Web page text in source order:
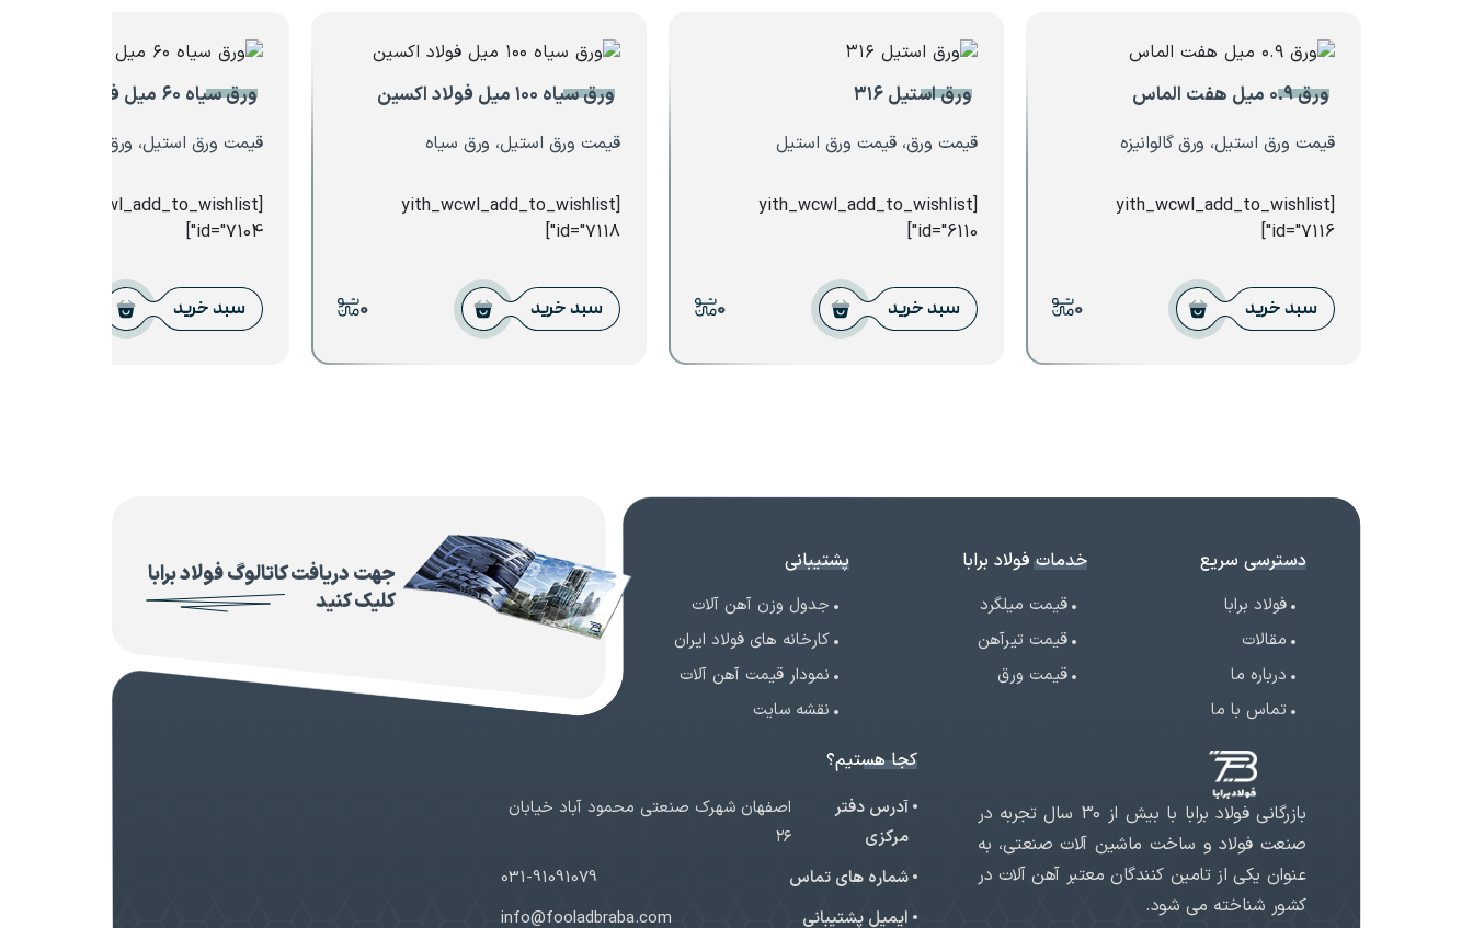
ورق ۰.۹ میل هفت الماس
قیمت ورق استیل، ورق گالوانیزه
[yith_wcwl_add_to_wishlist
id="7116"]
سبد خرید 0
ورق استیل ۳۱۶
قیمت ورق، قیمت ورق استیل
[yith_wcwl_add_to_wishlist
id="6110"]
سبد خرید 0
ورق سیاه ۱۰۰ میل فولاد اکسین
قیمت ورق استیل، ورق سیاه
[yith_wcwl_add_to_wishlist
id="7118"]
سبد خرید 0
ورق سیاه ۶۰ میل فولاد اکسین
قیمت ورق استیل، ورق سیاه
[yith_wcwl_add_to_wishlist
id="7104"]
سبد خرید
جهت دریافت کاتالوگ فولاد برابا
کلیک کنید
دسترسی سریع
فولاد برابا
مقالات
درباره ما
تماس با ما
خدمات فولاد برابا
قیمت میلگرد
قیمت تیرآهن
قیمت ورق
پشتیبانی
جدول وزن آهن آلات
کارخانه های فولاد ایران
نمودار قیمت آهن آلات
نقشه سایت
بازرگانی فولاد برابا با بیش از 30 سال تجربه در
صنعت فولاد و ساخت ماشین آلات صنعتی، به
عنوان یکی از تامین کنندگان معتبر آهن آلات در
کشور شناخته می شود.
کجا هستیم؟
آدرس دفتر
مرکزی
اصفهان شهرک صنعتی محمود آباد خیابان
۲۶
شماره های تماس
031-91091079
ایمیل پشتیبانی
info@fooladbraba.com